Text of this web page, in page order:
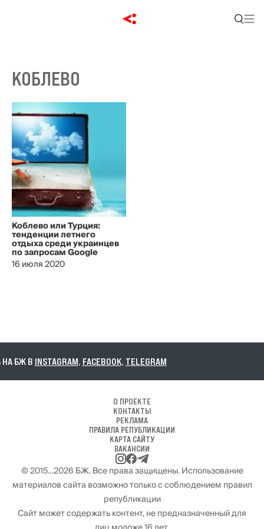
КОБЛЕВО
Коблево или Турция:
тенденции летнего
отдыха среди украинцев
по запросам Google
16 июля 2020
БЖ ВINSTAGRAM,FACEBOOK,TELEGRAM
О ПРОЕКТЕ
КОНТАКТЫ
РЕКЛАМА
ПРАВИЛА РЕПУБЛИКАЦИИ
КАРТА САЙТУ
ВАКАНСИИ
© 2015…2026 БЖ. Все права защищены. Использование
материалов сайта возможно только с соблюдением правил
републикации
Сайт может содержать контент, не предназначенный для